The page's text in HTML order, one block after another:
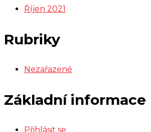
Říjen 2021
Rubriky
Nezařazené
Základní informace
Přihlásit se